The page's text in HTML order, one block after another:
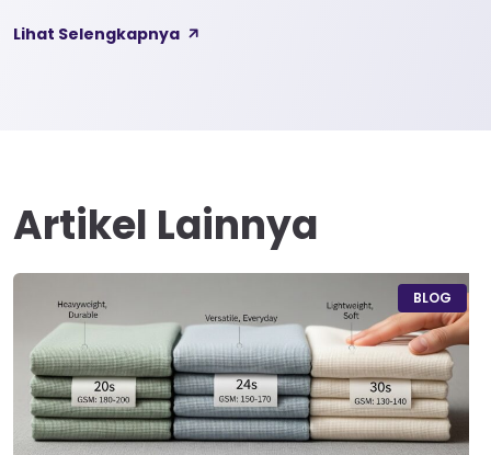
kain yang bahan dasarnya 100% cotton. Softcel juga sering
Lihat Selengkapnya
Artikel Lainnya
BLOG